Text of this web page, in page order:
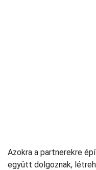
Azokra a partnerekre
együtt dolgoznak,